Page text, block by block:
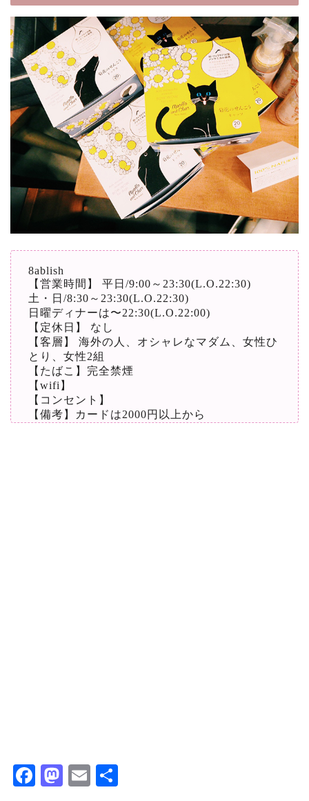
8ablish
【営業時間】 平日/9:00～23:30(L.O.22:30)
土・日/8:30～23:30(L.O.22:30)
日曜ディナーは〜22:30(L.O.22:00)
【定休日】 なし
【客層】 海外の人、オシャレなマダム、女性ひ
とり、女性2組
【たばこ】完全禁煙
【wifi】
【コンセント】
【備考】カードは2000円以上から
F
M
E